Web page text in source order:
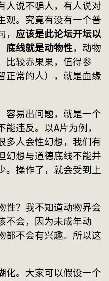
人说不骗人，有人说对
观。究竟有没有一个普
应该是此论坛开坛以
底线就是动物性，动物
比较赤果果，值得参
正常的人），就是血缘
容易出问题，就是一个
违反。以A片为例，
多人会性幻想，我们有
幻想与道德底线不能并
。操作了，就会受到上
性？我不知道动物界会
不会，因为未成年动
都不会有兴趣。所以这
化。大家可以假设一个